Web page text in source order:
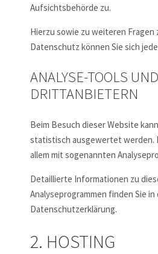
Aufsichtsbehörde zu.
Hierzu sowie zu weiteren Fragen
Datenschutz können Sie sich
ANALYSE-TOOLS
DRITT­ANBIETERN
Beim Besuch dieser Website
statistisch ausgewertet werden.
allem mit sogenannten
Detaillierte Informationen zu
Analyseprogrammen finden Sie
Datenschutzerklärung.
2. HOSTING